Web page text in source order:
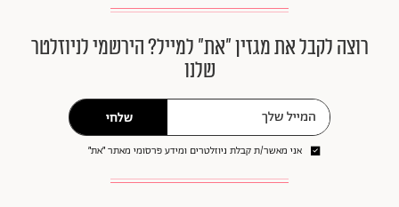
רוצה לקבל את מגזין ״את״ למייל? הירשמי לניוזלטר
שלנו
שלחי
אני מאשר/ת קבלת ניוזלטרים ומידע פרסומי מאתר ״את״